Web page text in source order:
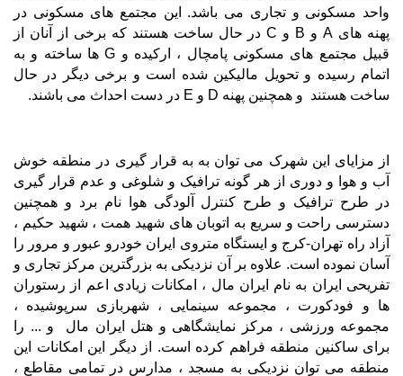
واحد مسکونی و تجاری می باشد. این مجتمع های مسکونی در
پهنه های Aو B و Cدر حال ساخت هستند که برخی از آنان از
قبیل مجتمع های مسکونی پامچال ، ارکیده و Gها ساخته و به
اتمام رسیده و تحویل مالیکین شده است و برخی دیگر در حال
ساخت هستند و همچنین پهنه D و E در دست احداث می باشند.
از مزایای این شهرک می توان به به قرار گیری در منطقه خوش
آب و هوا و دوری از هر گونه ترافیک و شلوغی و عدم قرار گیری
در طرح ترافیک و طرح کنترل آلودگی هوا نام برد و همچنین
دسترسی راحت و سریع به اتوبان های شهید همت ، شهید حکیم ،
آزاد راه تهران-کرج و ایستگاه متروی ایران خودرو عبور و مرور را
آسان نموده است. علاوه بر آن نزدیکی به بزرگترین مرکز تجاری و
تفریحی ایران به نام ایران مال ، امکانات زیادی اعم از رستوران
ها و فودکورت ، مجموعه سینمایی ، شهربازی سرپوشیده ،
مجموعه ورزشی ، مرکز نمایشگاهی و هتل ایران مال و ... را
برای ساکنین منطقه فراهم کرده است. از دیگر این امکانات این
منطقه می توان نزدیکی به مسجد ، مدارس در تمامی مقاطع ،